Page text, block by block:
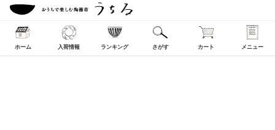
ホーム 入荷情報 ランキング さがす カート メニュー